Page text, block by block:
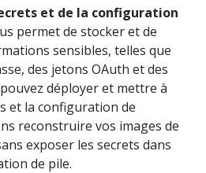
et de la configuration
permet de stocker et de
sensibles, telles que
des jetons OAuth et des
pouvez déployer et mettre à
et la configuration de
reconstruire vos images de
exposer les secrets dans
de pile.